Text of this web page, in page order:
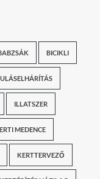
BICIKLI
ILLATSZER
MEDENCE
KERTTERVEZŐ